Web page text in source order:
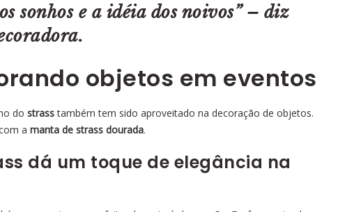
sonhos e a idéia dos noivos” – diz
objetos em eventos
do strasstambém tem sido aproveitado na decoração de objetos.
a manta de strass dourada.
dá um toque de elegância na